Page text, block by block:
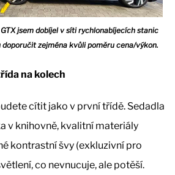
jsem dobíjel v síti rychlonabíjecích stanic
doporučit zejména kvůli poměru cena/výkon.
na kolech
cítit jako v první třídě. Sedadla
v knihovně, kvalitní materiály
kontrastní švy (exkluzivní pro
co nevnucuje, ale potěší.